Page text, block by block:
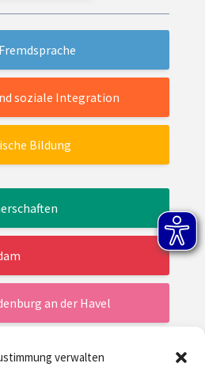
verwalten
soziale Integration
Bildung
an der Havel